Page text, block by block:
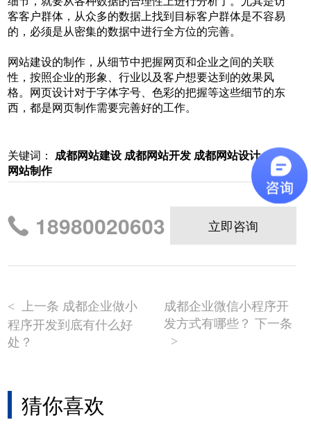
客客户群体，从众多的数据上找到目标客户群体是不容易
的，必须是从密集的数据中进行全方位的完善。
网站建设的制作，从细节中把握网页和企业之间的关联
性，按照企业的形象、行业以及客户想要达到的效果风
格。网页设计对于字体字号、色彩的把握等这些细节的东
西，都是网页制作需要完善好的工作。
关键词：成都网站建设成都网站开发成都网站设计成都
网站制作
18980020603 立即咨询
<
上一条 成都企业做小
程序开发到底有什么好
处？
成都企业微信小程序开
发方式有哪些？ 下一条
>
猜你喜欢